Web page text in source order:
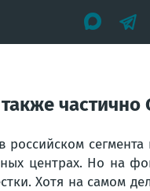
частично
сегмента
центрах. Но на
Хотя на самом